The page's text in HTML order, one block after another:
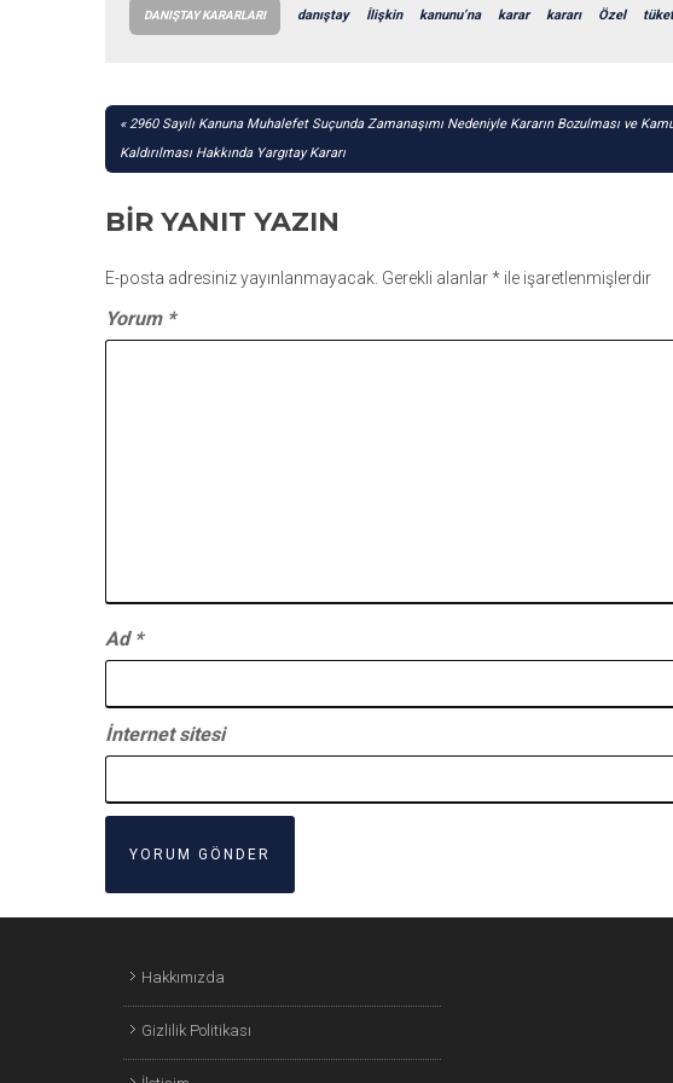
DANIŞTAY KARARLARI danıştay İlişkin kanunu’na karar kararı Özel
YAZI
GEZINMESI
2960 Sayılı Kanuna Muhalefet Suçunda Zamanaşımı Nedeniyle Kararın Bozulması ve
Kaldırılması Hakkında Yargıtay Kararı
BIR YANIT YAZIN
E-posta adresiniz yayınlanmayacak. Gerekli alanlar* ile işaretlenmişlerdir
Yorum *
Ad *
İnternet sitesi
Hakkımızda
Gizlilik Politikası